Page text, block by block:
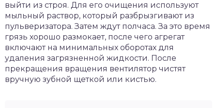
выйти из строя. Для его очищения используют
мыльный раствор, который разбрызгивают из
пульверизатора. Затем ждут полчаса. За это время
грязь хорошо размокает, после чего агрегат
включают на минимальных оборотах для
удаления загрязненной жидкости. После
прекращения вращения вентилятор чистят
вручную зубной щеткой или кистью.